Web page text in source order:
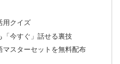
用クイズ
「今すぐ」話せる裏技
マスターセットを無料配布